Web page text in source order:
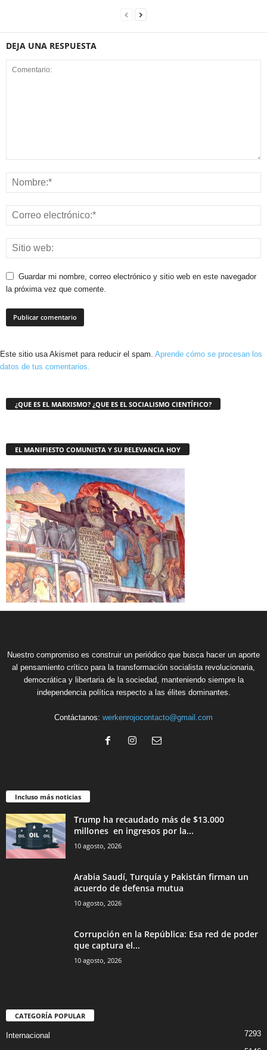
DEJA UNA RESPUESTA
Guardar mi nombre, correo electrónico y sitio web en este navegador
la próxima vez que comente.
Este sitio usa Akismet para reducir el spam. Aprende cómo se procesan los
datos de tus comentarios.
¿QUE ES EL MARXISMO? ¿QUE ES EL SOCIALISMO CIENTÍFICO?
EL MANIFIESTO COMUNISTA Y SU RELEVANCIA HOY
Nuestro compromiso es construir un periódico que busca hacer un aporte
al pensamiento crítico para la transformación socialista revolucionaria,
democrática y libertaria de la sociedad, manteniendo siempre la
independencia política respecto a las élites dominantes.
Contáctanos: werkenrojocontacto@gmail.com
Incluso más noticias
Trump ha recaudado más de $13.000
millones en ingresos por la...
10 agosto, 2026
Arabia Saudí, Turquía y Pakistán firman un
acuerdo de defensa mutua
10 agosto, 2026
Corrupción en la República: Esa red de poder
que captura el...
10 agosto, 2026
CATEGORÍA POPULAR
Internacional 7293